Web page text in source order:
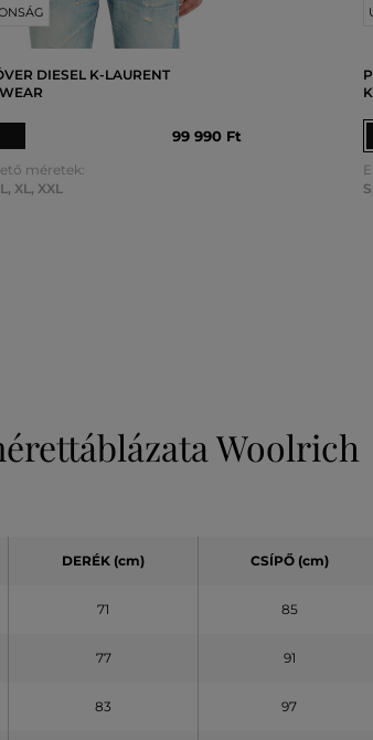
DIESEL K-LAURENT
99 990 Ft
méretek:
L, XL, XXL
S
Woolrich
DERÉK (cm) CSÍPŐ (cm)
71 85
77 91
83 97